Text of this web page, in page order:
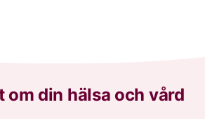
om din hälsa och vård